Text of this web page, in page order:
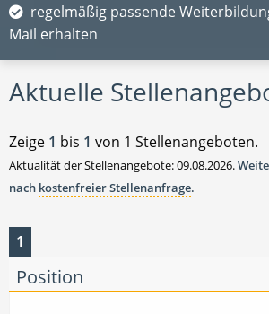
regelmäßig passende
Mail erhalten
Aktuelle
Zeige 1 bis 1 von 1 Stellenangeboten.
Aktualität der Stellenangebote: 09.08.2026.
nach kostenfreier Stellenanfrage.
1
Position